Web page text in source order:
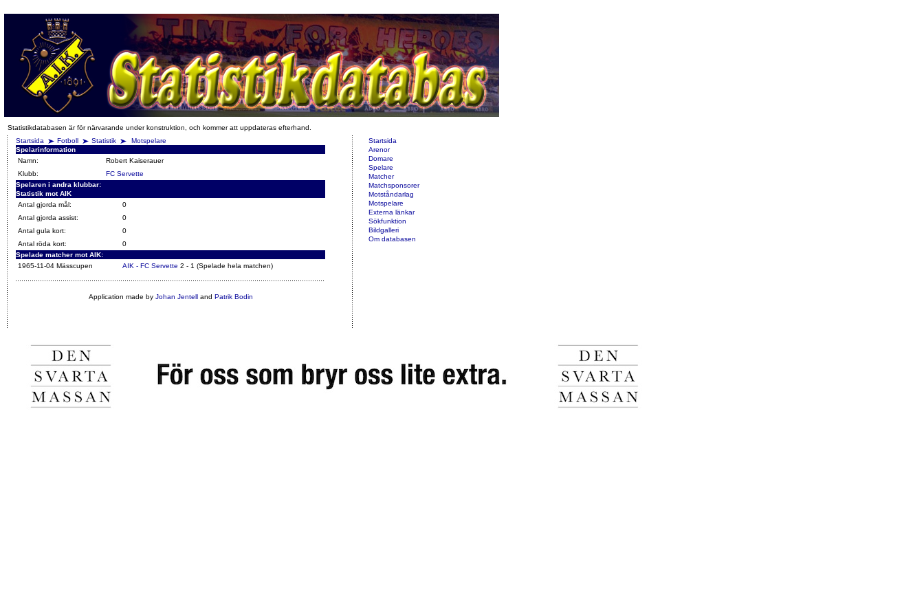
Statistikdatabasen är för närvarande under konstruktion, och kommer att uppdateras efterhand.
Startsida
Fotboll Statistik
Motspelare
Spelarinformation
Namn:
Robert Kaiserauer
Klubb:
FC Servette
Spelaren i andra klubbar:
Statistik mot AIK
Antal gjorda mål:
0
Antal gjorda assist:
0
Antal gula kort:
0
Antal röda kort:
0
Spelade matcher mot AIK:
1965-11-04 Mässcupen
AIK - FC Servette 2 - 1 (Spelade hela matchen)
Application made by Johan Jentelland Patrik Bodin
Startsida
Arenor
Domare
Spelare
Matcher
Matchsponsorer
Motståndarlag
Motspelare
Externa länkar
Sökfunktion
Bildgalleri
Om databasen